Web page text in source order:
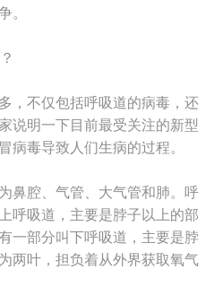
。
，不仅包括呼吸道的病毒，还
说明一下目前最受关注的新型
病毒导致人们生病的过程。
鼻腔、气管、大气管和肺。呼
呼吸道，主要是脖子以上的部
一部分叫下呼吸道，主要是脖
两叶，担负着从外界获取氧气